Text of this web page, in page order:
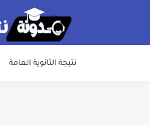
نتيجة الثانوية العامة